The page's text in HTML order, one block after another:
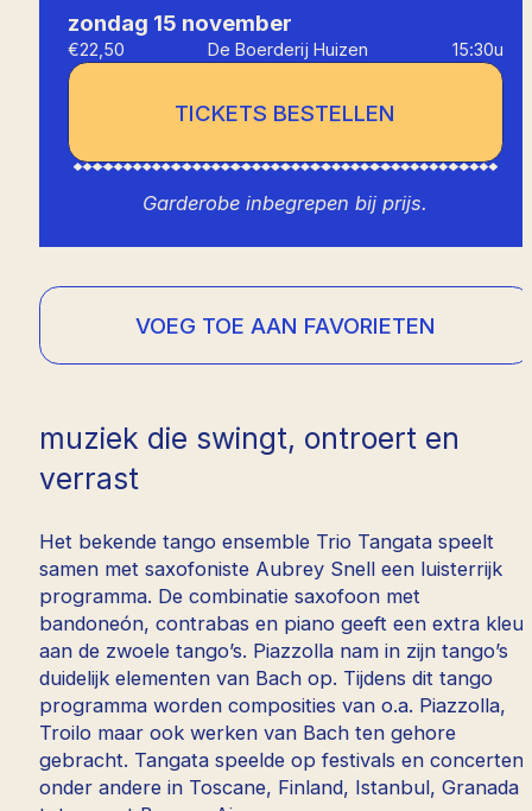
muziek die swingt, ontroert en
verrast
Het bekende tango ensemble Trio Tangata speelt
samen met saxofoniste Aubrey Snell een luisterrijk
programma. De combinatie saxofoon met
bandoneón, contrabas en piano geeft een extra kleur
aan de zwoele tango’s. Piazzolla nam in zijn tango’s
duidelijk elementen van Bach op. Tijdens dit tango
programma worden composities van o.a. Piazzolla,
Troilo maar ook werken van Bach ten gehore
gebracht. Tangata speelde op festivals en concerten
onder andere in Toscane, Finland, Istanbul, Granada
zondag 15 november
€22,50 De Boerderij Huizen 15:30u
TICKETS BESTELLEN
Garderobe inbegrepen bij prijs.
VOEG TOE AAN FAVORIETEN